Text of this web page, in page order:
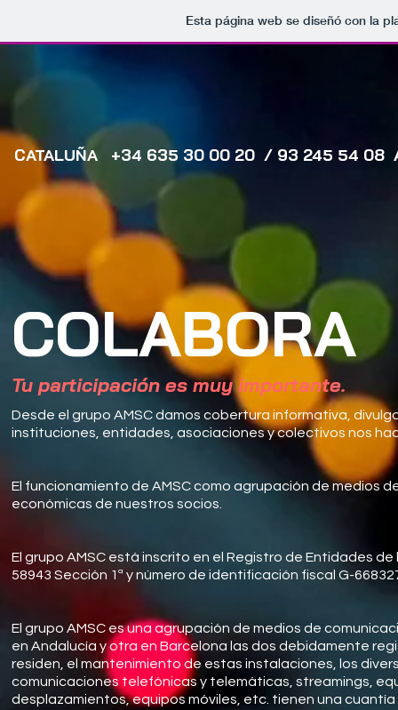
Esta página web se diseñó con la
CATALUÑA +34 635 30 00 20 / 93 245 54 08
COLABORA
Tu participación es muy importante.
Desde el grupo AMSC damos cobertura informativa,
instituciones, entidades, asociaciones y colectivos nos
El funcionamiento de AMSC como agrupación de medios
económicas de nuestros socios.
El grupo AMSC está inscrito en el Registro de Entidades
58943 Sección 1ª y número de identificación fiscal G-
El grupo AMSC es una agrupación de medios de
en Andalucía y otra en Barcelona las dos debidamente
residen, el mantenimiento de estas instalaciones, los
comunicaciones telefónicas y telemáticas, streamings,
desplazamientos, equipos móviles, etc. tienen una